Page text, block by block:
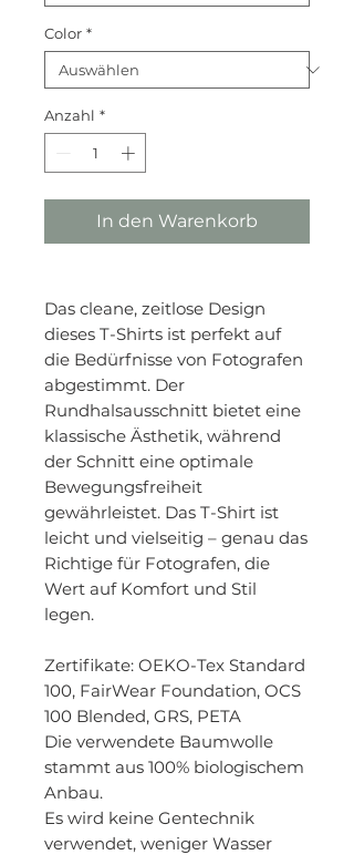
Color *
Anzahl *
In den Warenkorb
Das cleane, zeitlose Design
dieses T-Shirts ist perfekt auf
die Bedürfnisse von Fotografen
abgestimmt. Der
Rundhalsausschnitt bietet eine
klassische Ästhetik, während
der Schnitt eine optimale
Bewegungsfreiheit
gewährleistet. Das T-Shirt ist
leicht und vielseitig – genau das
Richtige für Fotografen, die
Wert auf Komfort und Stil
legen.
Zertifikate: OEKO-Tex Standard
100, FairWear Foundation, OCS
100 Blended, GRS, PETA
Die verwendete Baumwolle
stammt aus 100% biologischem
Anbau.
Es wird keine Gentechnik
verwendet, weniger Wasser